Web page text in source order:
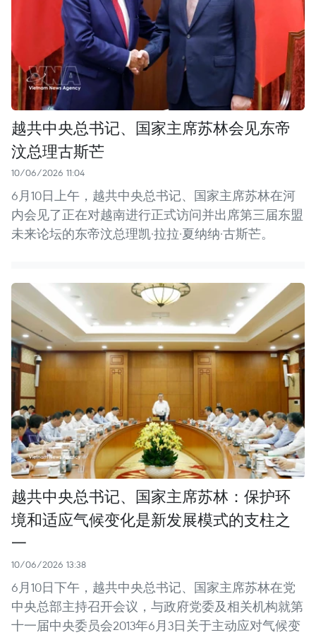
越共中央总书记、国家主席苏林会见东帝
汶总理古斯芒
10/06/2026 11:04
6月10日上午，越共中央总书记、国家主席苏林在河
内会见了正在对越南进行正式访问并出席第三届东盟
未来论坛的东帝汶总理凯·拉拉·夏纳纳·古斯芒。
越共中央总书记、国家主席苏林：保护环
境和适应气候变化是新发展模式的支柱之
一
10/06/2026 13:38
6月10日下午，越共中央总书记、国家主席苏林在党
中央总部主持召开会议，与政府党委及相关机构就第
十一届中央委员会2013年6月3日关于主动应对气候变